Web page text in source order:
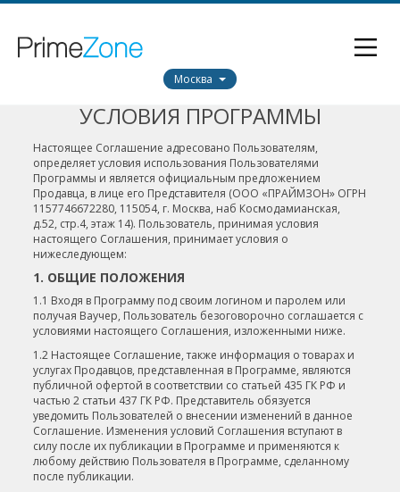
Москва
УСЛОВИЯ ПРОГРАММЫ
Настоящее Соглашение адресовано Пользователям,
определяет условия использования Пользователями
Программы и является официальным предложением
Продавца, в лице его Представителя (ООО «ПРАЙМЗОН» ОГРН
1157746672280, 115054, г. Москва, наб Космодамианская,
д.52, стр.4, этаж 14). Пользователь, принимая условия
настоящего Соглашения, принимает условия о
нижеследующем:
1. ОБЩИЕ ПОЛОЖЕНИЯ
1.1 Входя в Программу под своим логином и паролем или
получая Ваучер, Пользователь безоговорочно соглашается с
условиями настоящего Соглашения, изложенными ниже.
1.2 Настоящее Соглашение, также информация о товарах и
услугах Продавцов, представленная в Программе, являются
публичной офертой в соответствии со статьей 435 ГК РФ и
частью 2 статьи 437 ГК РФ. Представитель обязуется
уведомить Пользователей о внесении изменений в данное
Соглашение. Изменения условий Соглашения вступают в
силу после их публикации в Программе и применяются к
любому действию Пользователя в Программе, сделанному
после публикации.